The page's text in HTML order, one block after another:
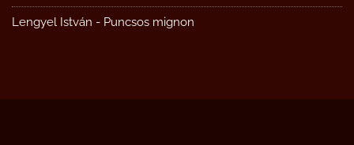
Lengyel István - Puncsos mignon